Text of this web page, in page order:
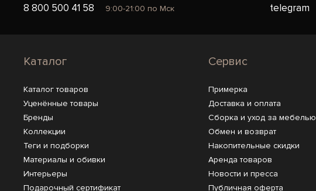
8 800 500 41 58 9:00-21:00 по Мск telegram
Каталог
Каталог товаров
Уценённые товары
Бренды
Коллекции
Теги и подборки
Материалы и обивки
Интерьеры
Подарочный сертификат
Сервис
Примерка
Доставка и оплата
Сборка и уход за мебелью
Обмен и возврат
Накопительные скидки
Аренда товаров
Новости и пресса
Публичная оферта